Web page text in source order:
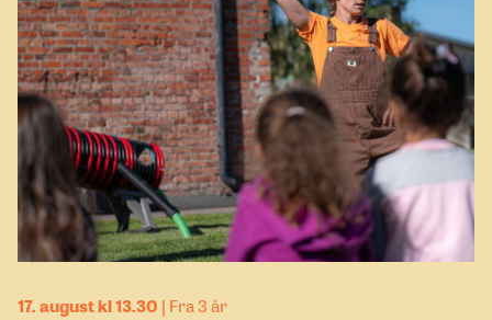
Om oss
17. august kl 13.30 Fra 3 år